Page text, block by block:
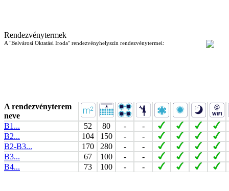
Rendezvénytermek
A "Belvárosi Oktatási Iroda" rendezvényhelyszín rendezvénytermei:
A rendezvényterem
neve
B1...
52 80 -
-
B2...
104 150 -
-
B2-B3...
170 280 -
-
B3...
67 100 -
-
B4...
73 100 - -